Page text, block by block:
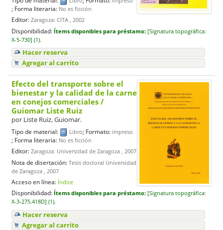
; Forma literaria: No es ficción
Editor: Zaragoza: CITA , 2002
Disponibilidad: Ítems disponibles para préstamo: [Signatura topográfica:
X-5-730] (1).
Hacer reserva
Agregar al carrito
Efecto del transporte sobre el
bienestar y la calidad de la carne
en conejos comerciales /
Guiomar Liste Ruiz
por Liste Ruiz, Guiomar.
Tipo de material: Libro; Formato: impreso
; Forma literaria: No es ficción
Editor: Zaragoza: Universidad de Zaragoza , 2007
Nota de disertación: Tesis doctoral Universidad
de Zaragoza , 2007
Acceso en línea: Índice
Disponibilidad: Ítems disponibles para préstamo: [Signatura topográfica:
X-3-275.418D] (1).
Hacer reserva
Agregar al carrito